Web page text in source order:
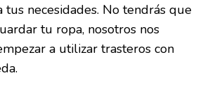
necesidades. No tendrás que
tu ropa, nosotros nos
a utilizar trasteros con